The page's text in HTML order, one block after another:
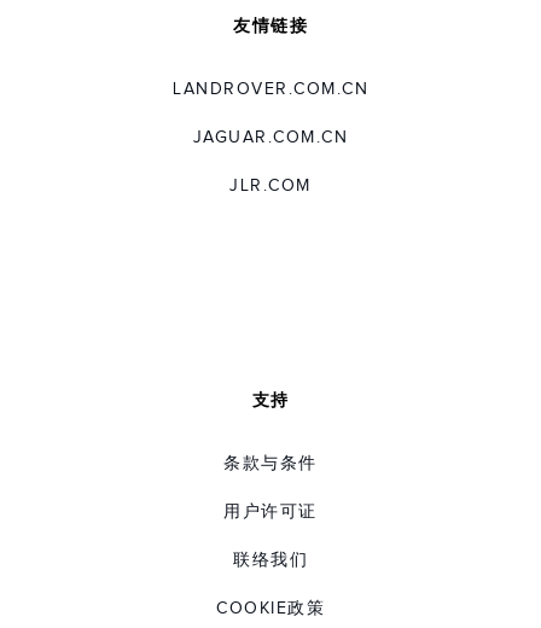
友情链接
LANDROVER.COM.CN
JAGUAR.COM.CN
JLR.COM
支持
条款与条件
用户许可证
联络我们
COOKIE政策